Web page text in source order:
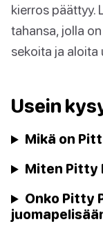
kierros päättyy.
tahansa, jolla
sekoita ja aloita
Usein
Mikä on
Miten Pitty
Onko Pitty